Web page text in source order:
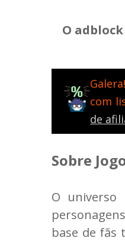
O
com
de
Sobre
O universo
base de fãs